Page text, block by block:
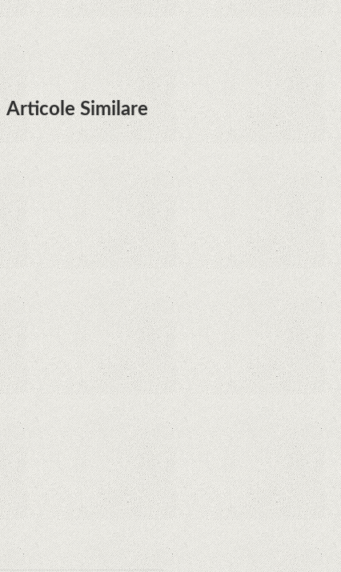
decât credeam; Are cameră
telephoto cu zoom optic variabil
Articole Similare
Descoperire remarcabilă. Genomul
uman nu mai are secrete
iPhone 12 Mini, bijuteria - TECH
REVIEW
Apple cedează, în sfârșit. Piese de
schimb pentru iPhone și Mac, puse
în vânzare
Rețelele sociale au pierdut deja 10
miliarde de dolari din cauza noilor
reguli Apple privind urmărirea
utilizatorilor